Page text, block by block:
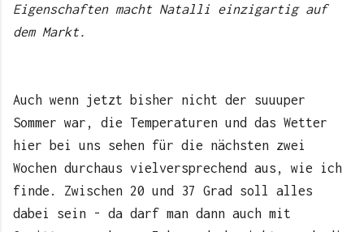
Eigenschaften macht Natalli einzigartig auf
dem Markt.
Auch wenn jetzt bisher nicht der suuuper
Sommer war, die Temperaturen und das Wetter
hier bei uns sehen für die nächsten zwei
Wochen durchaus vielversprechend aus, wie ich
finde. Zwischen 20 und 37 Grad soll alles
dabei sein - da darf man dann auch mit